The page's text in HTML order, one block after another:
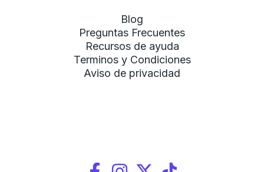
Blog
Preguntas Frecuentes
Recursos de ayuda
Terminos y Condiciones
Aviso de privacidad